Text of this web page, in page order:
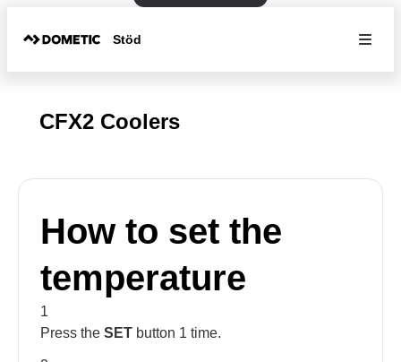
Stöd
CFX2 Coolers
How to set the
temperature
1
Press the SET button 1 time.